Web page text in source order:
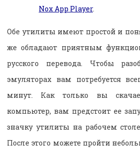
Nox App Player.
Обе утилиты имеют простой и
же обладают приятным
русского перевода. Чтобы
эмуляторах вам потребуется
минут. Как только вы
компьютер, вам предстоит ее
значку утилиты на рабочем
После этого можете пройти